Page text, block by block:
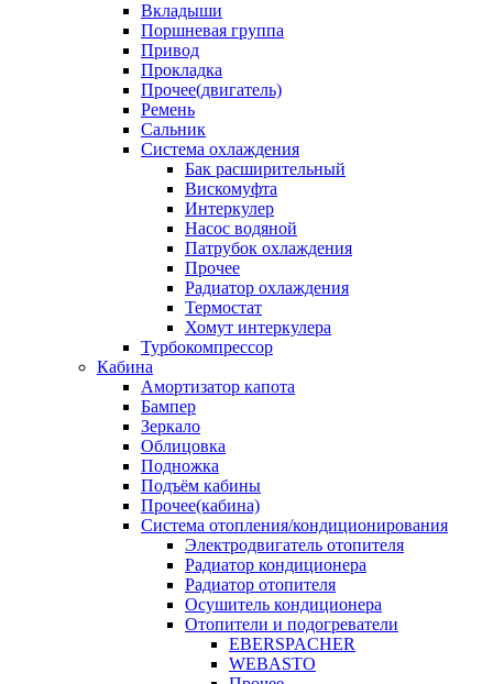
Вкладыши
Поршневая группа
Привод
Прокладка
Прочее(двигатель)
Ремень
Сальник
Система охлаждения
Бак расширительный
Вискомуфта
Интеркулер
Насос водяной
Патрубок охлаждения
Прочее
Радиатор охлаждения
Термостат
Хомут интеркулера
Турбокомпрессор
Кабина
Амортизатор капота
Бампер
Зеркало
Облицовка
Подножка
Подъём кабины
Прочее(кабина)
Система отопления/кондиционирования
Электродвигатель отопителя
Радиатор кондиционера
Радиатор отопителя
Осушитель кондиционера
Отопители и подогреватели
EBERSPACHER
WEBASTO